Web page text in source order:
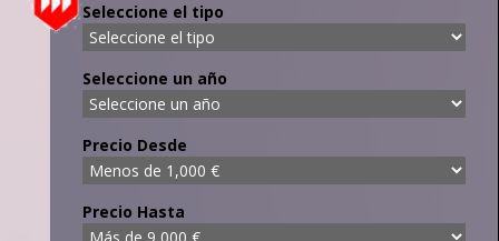
Seleccione el tipo
Seleccione un año
Precio Desde
Precio Hasta